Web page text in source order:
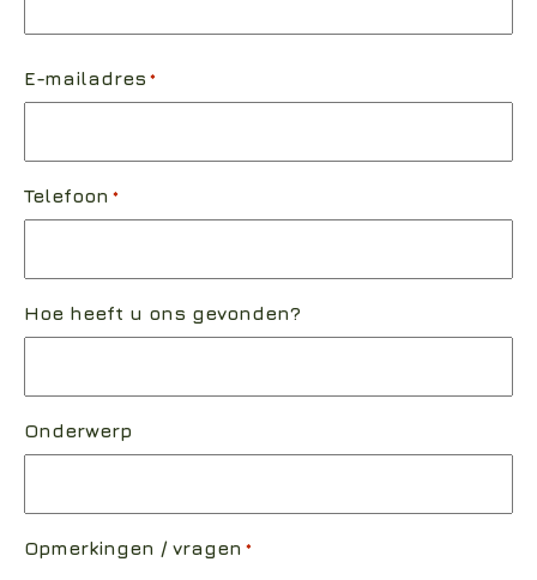
E-mailadres *
Telefoon *
Hoe heeft u ons gevonden?
Onderwerp
Opmerkingen / vragen *